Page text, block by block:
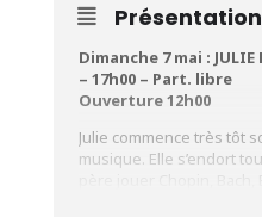
Présentation
Dimanche 7 mai : JULIE
– 17h00 – Part. libre
Ouverture 12h00
Julie commence très tôt
musique. Elle s’endort